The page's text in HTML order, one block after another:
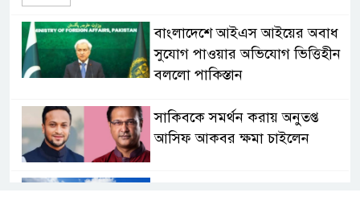
বাংলাদেশে আইএস আইয়ের অবাধ
সুযোগ পাওয়ার অভিযোগ ভিত্তিহীন
বললো পাকিস্তান
সাকিবকে সমর্থন করায় অনুতপ্ত
আসিফ আকবর ক্ষমা চাইলেন